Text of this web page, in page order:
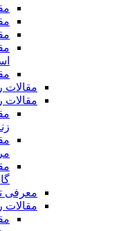
مقالات
مقالات
معرفی
مقالات